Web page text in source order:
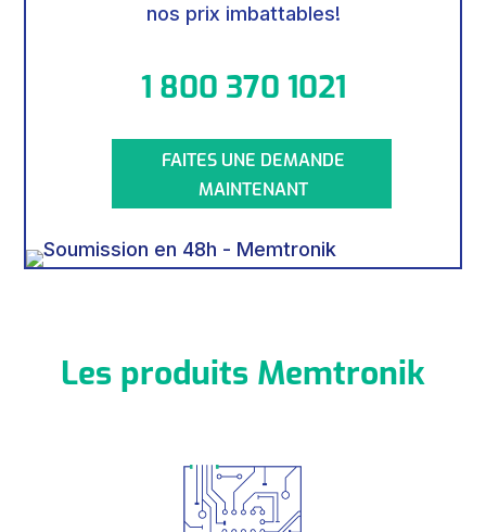
nos prix imbattables!
1 800 370 1021
FAITES UNE DEMANDE
MAINTENANT
Les produits Memtronik